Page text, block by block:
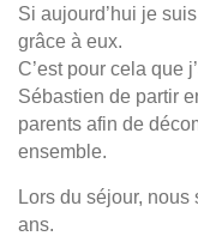
Si aujourd’hui je
grâce à eux.
C’est pour cela que
Sébastien de partir
parents afin de
ensemble.
Lors du séjour,
ans.